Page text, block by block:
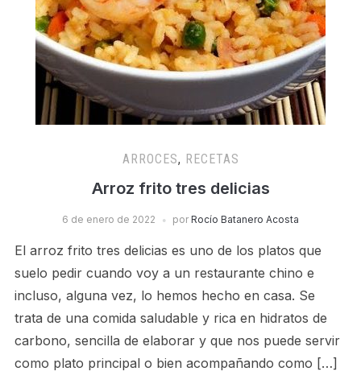
ARROCES, RECETAS
Arroz frito tres delicias
6 de enero de 2022 por Rocío Batanero Acosta
El arroz frito tres delicias es uno de los platos que
suelo pedir cuando voy a un restaurante chino e
incluso, alguna vez, lo hemos hecho en casa. Se
trata de una comida saludable y rica en hidratos de
carbono, sencilla de elaborar y que nos puede servir
como plato principal o bien acompañando como […]